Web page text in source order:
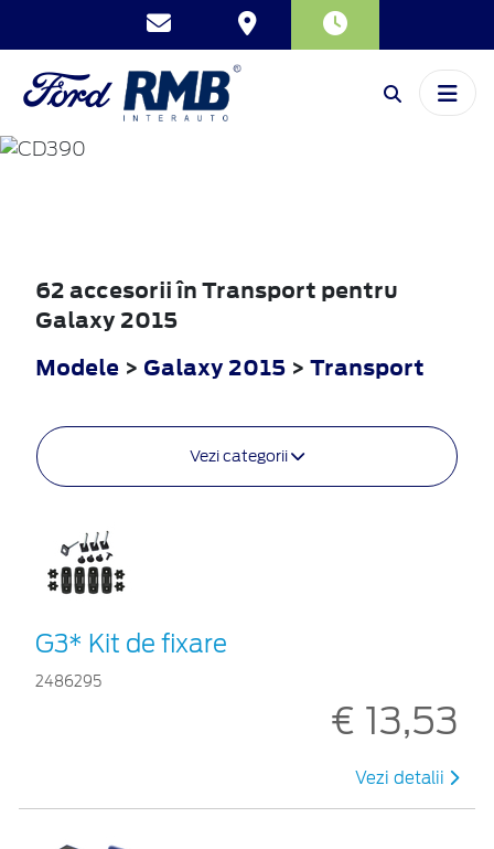
GALAXY
62 accesorii în Transport pentru
Galaxy 2015
Modele > Galaxy 2015 > Transport
Vezi categorii
G3* Kit de fixare
2486295
€ 13,53
Vezi detalii